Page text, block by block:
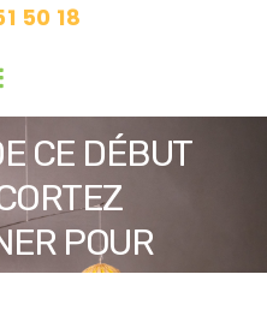
50 18
CE DÉBUT
POUR